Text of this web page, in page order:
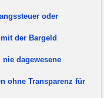
oder
der Bargeld
dagewesene
ohne Transparenz für